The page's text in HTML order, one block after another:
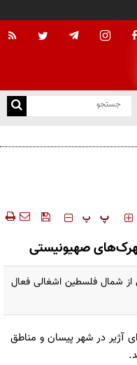
‍‍‍ پ پ
صهیونیستی
شمال فلسطین اشغالی فعال
آژیر در شهر پیسان و مناطق